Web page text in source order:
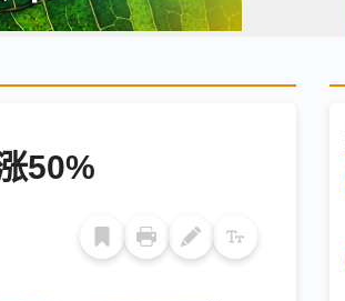
50%